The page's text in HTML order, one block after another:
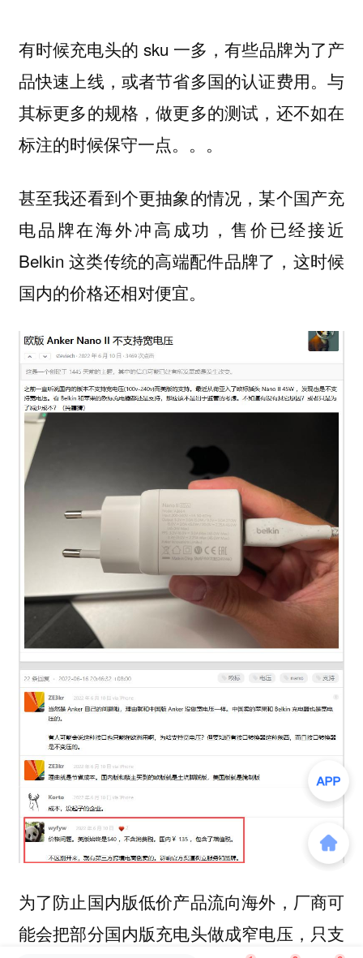
有时候充电头的 sku 一多，有些品牌为了产
品快速上线，或者节省多国的认证费用。与
其标更多的规格，做更多的测试，还不如在
标注的时候保守一点。。。
甚至我还看到个更抽象的情况，某个国产充
电品牌在海外冲高成功，售价已经接近
Belkin 这类传统的高端配件品牌了，这时候
国内的价格还相对便宜。
为了防止国内版低价产品流向海外，厂商可
能会把部分国内版充电头做成窄电压，只支